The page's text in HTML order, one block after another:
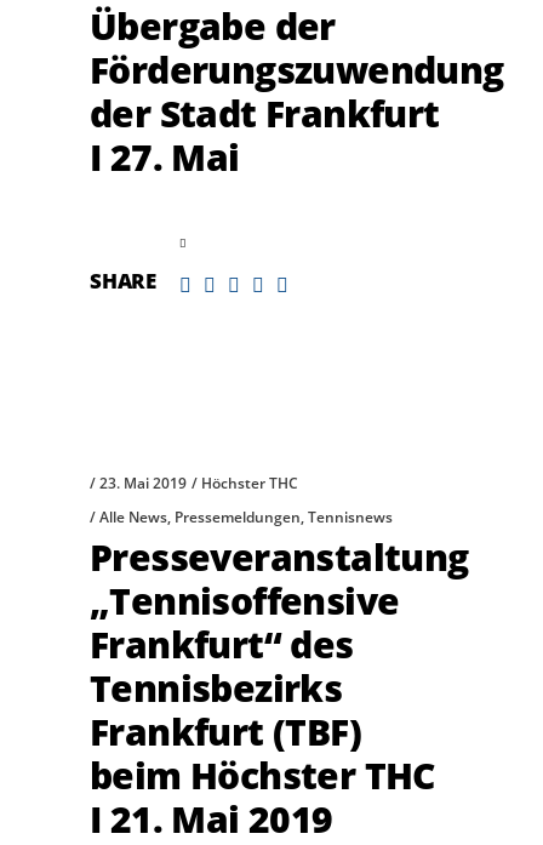
Übergabe der
Förderungszuwendung
der Stadt Frankfurt
I 27. Mai
SHARE
23. Mai 2019
Höchster THC
Alle News, Pressemeldungen,Tennisnews
Presseveranstaltung
„Tennisoffensive
Frankfurt“ des
Tennisbezirks
Frankfurt (TBF)
beim Höchster THC
I 21. Mai 2019